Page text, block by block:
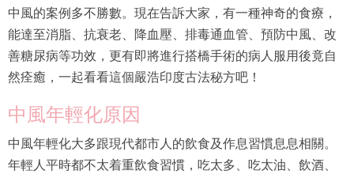
中風的案例多不勝數。現在告訴大家，有一種神奇的食療，
能達至消脂、抗衰老、降血壓、排毒通血管、預防中風、改
善糖尿病等功效，更有即將進行搭橋手術的病人服用後竟自
然痊癒，一起看看這個嚴浩印度古法秘方吧！
中風年輕化原因
中風年輕化大多跟現代都市人的飲食及作息習慣息息相關。
年輕人平時都不太着重飲食習慣，吃太多、吃太油、飲酒、